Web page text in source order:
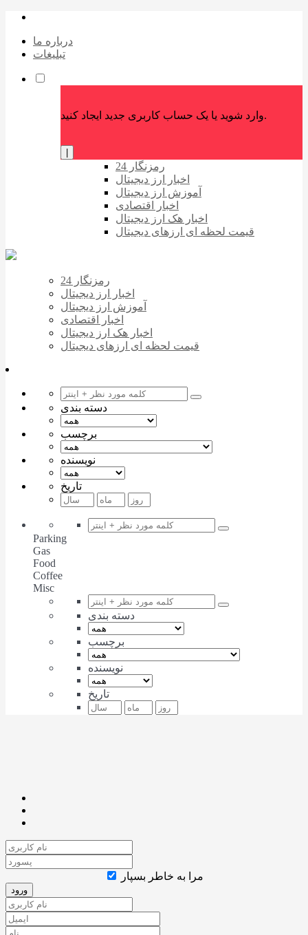
درباره ما
تبلیغات
وارد شوید یا یک حساب کاربری جدید ایجاد کنید.
رمزنگار 24
اخبار ارز دیجیتال
آموزش ارز دیجیتال
اخبار اقتصادی
اخبار هک ارز دیجیتال
قیمت لحظه ای ارزهای دیجیتال
رمزنگار 24
اخبار ارز دیجیتال
آموزش ارز دیجیتال
اخبار اقتصادی
اخبار هک ارز دیجیتال
قیمت لحظه ای ارزهای دیجیتال
دسته بندی
برچسب
نویسنده
تاریخ
Parking
Gas
Food
Coffee
Misc
دسته بندی
برچسب
نویسنده
تاریخ
مرا به خاطر بسپار